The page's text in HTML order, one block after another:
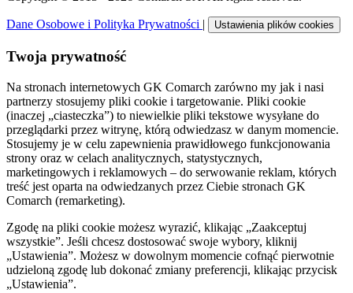
Dane Osobowe i Polityka Prywatności | Ustawienia plików cookies
Twoja prywatność
Na stronach internetowych GK Comarch zarówno my jak i nasi
partnerzy stosujemy pliki cookie i targetowanie. Pliki cookie
(inaczej „ciasteczka”) to niewielkie pliki tekstowe wysyłane do
przeglądarki przez witrynę, którą odwiedzasz w danym momencie.
Stosujemy je w celu zapewnienia prawidłowego funkcjonowania
strony oraz w celach analitycznych, statystycznych,
marketingowych i reklamowych – do serwowanie reklam, których
treść jest oparta na odwiedzanych przez Ciebie stronach GK
Comarch (remarketing).
Zgodę na pliki cookie możesz wyrazić, klikając „Zaakceptuj
wszystkie”. Jeśli chcesz dostosować swoje wybory, kliknij
„Ustawienia”. Możesz w dowolnym momencie cofnąć pierwotnie
udzieloną zgodę lub dokonać zmiany preferencji, klikając przycisk
„Ustawienia”.